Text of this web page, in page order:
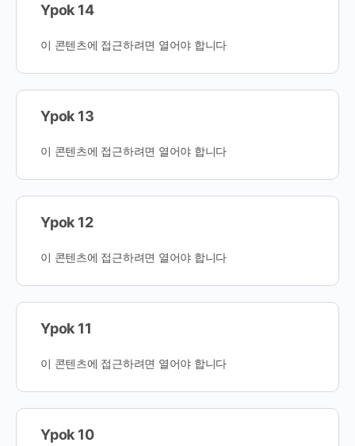
Ypok 14
이 콘텐츠에 접근하려면 열어야 합니다
Ypok 13
이 콘텐츠에 접근하려면 열어야 합니다
Ypok 12
이 콘텐츠에 접근하려면 열어야 합니다
Ypok 11
이 콘텐츠에 접근하려면 열어야 합니다
Ypok 10